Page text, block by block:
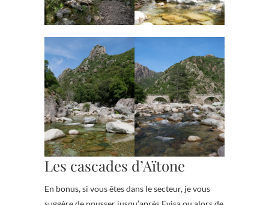
Les cascades d’Aïtone
En bonus, si vous êtes dans le secteur, je vous